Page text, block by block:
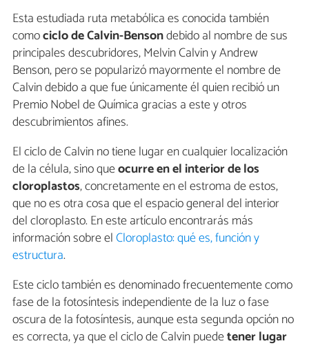
Esta estudiada ruta metabólica es conocida también
comociclo de Calvin-Bensondebido al nombre de sus
principales descubridores, Melvin Calvin y Andrew
Benson, pero se popularizó mayormente el nombre de
Calvin debido a que fue únicamente él quien recibió un
Premio Nobel de Química gracias a este y otros
descubrimientos afines.
El ciclo de Calvin no tiene lugar en cualquier localización
de la célula, sino queocurre en el interior de los
cloroplastos, concretamente en el estroma de estos,
que no es otra cosa que el espacio general del interior
del cloroplasto. En este artículo encontrarás más
información sobre elCloroplasto: qué es, función y
estructura.
Este ciclo también es denominado frecuentemente como
fase de la fotosíntesis independiente de la luz o fase
oscura de la fotosíntesis, aunque esta segunda opción no
es correcta, ya que el ciclo de Calvin puedetener lugar